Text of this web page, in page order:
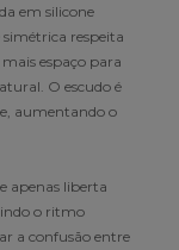
em silicone
respeita
espaço para
O escudo é
aumentando o
apenas liberta
o ritmo
a confusão entre